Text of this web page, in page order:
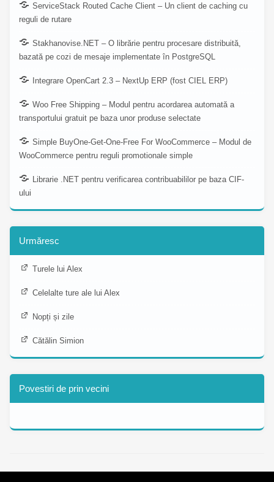
ServiceStack Routed Cache Client – Un client de caching cu
reguli de rutare
Stakhanovise.NET – O librărie pentru procesare distribuită,
bazată pe cozi de mesaje implementate în PostgreSQL
Integrare OpenCart 2.3 – NextUp ERP (fost CIEL ERP)
Woo Free Shipping – Modul pentru acordarea automată a
transportului gratuit pe baza unor produse selectate
Simple BuyOne-Get-One-Free For WooCommerce – Modul de
WooCommerce pentru reguli promotionale simple
Librarie .NET pentru verificarea contribuabililor pe baza CIF-
ului
Urmăresc
Turele lui Alex
Celelalte ture ale lui Alex
Nopți și zile
Cătălin Simion
Povestiri de prin vecini